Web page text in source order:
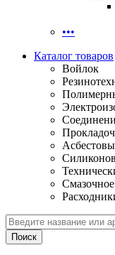
•••
Каталог товаров
Войлок